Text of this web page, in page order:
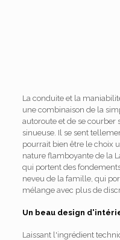
La conduite et la
une combinaison de la
autoroute et de se
sinueuse. Il se sent
pourrait bien être le choix
nature flamboyante de la
qui portent des
neveu de la famille, qui
mélange avec plus de
Un beau design
Laissant l'ingrédient